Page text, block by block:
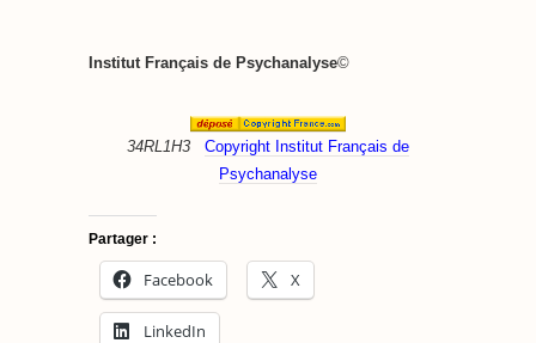
Institut Français de Psychanalyse©
34RL1H3
Copyright Institut Français de
Psychanalyse
Partager :
Facebook X
LinkedIn